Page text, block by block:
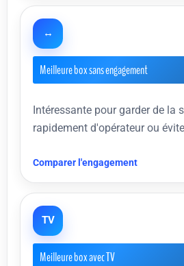
↔
Meilleure box sans engagement
Intéressante pour garder de la
rapidement d'opérateur ou
Comparer l'engagement
TV
Meilleure box avec TV